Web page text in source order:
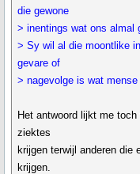
die gewone
> inentings wat ons almal
> Sy wil al die moontlike
gevare of
> nagevolge is wat
Het antwoord lijkt me
ziektes
krijgen terwijl anderen die
krijgen.